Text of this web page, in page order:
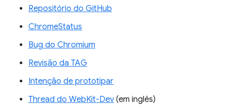
Repositório do GitHub
ChromeStatus
Bug do Chromium
Revisão da TAG
Intenção de prototipar
Thread do WebKit-Dev (em inglês)